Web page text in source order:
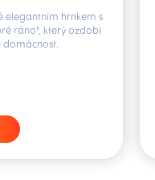
elegantním hrnkem s
ráno", který ozdobí
domácnost.